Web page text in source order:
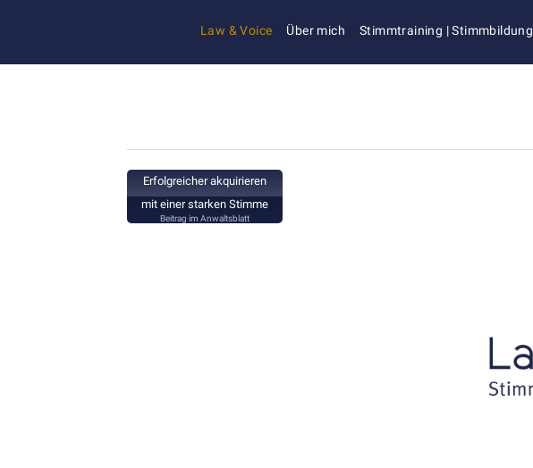
Law & Voice Über mich Stimmtraining | Stimmbildung
Erfolgreicher akquirieren
mit einer starken Stimme
Beitrag im Anwaltsblatt